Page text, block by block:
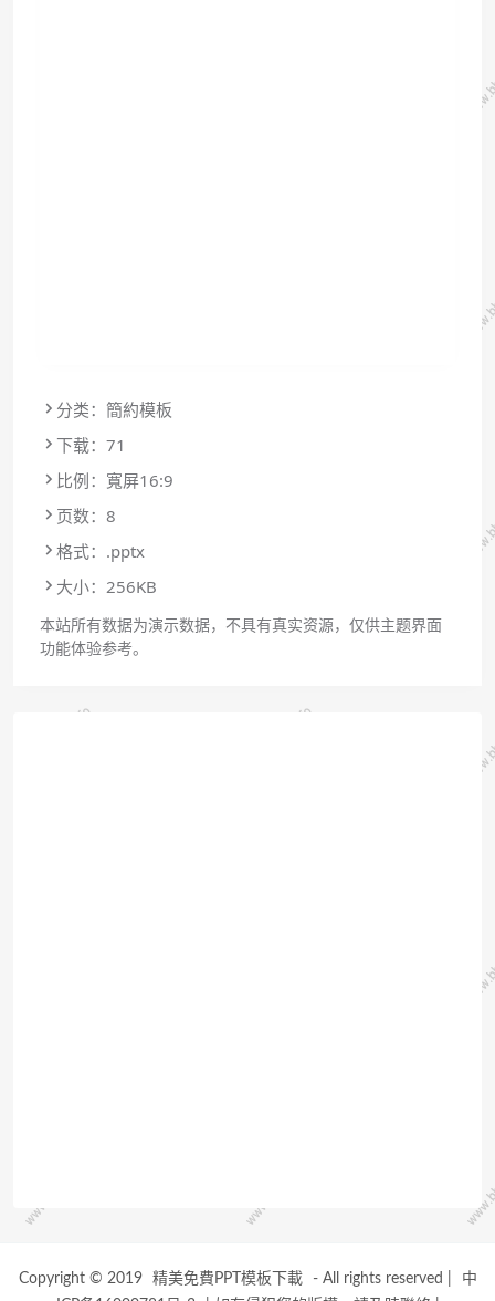
分类：簡約模板
下载：71
比例：寬屏16:9
页数：8
格式：.pptx
大小：256KB
本站所有数据为演示数据，不具有真实资源，仅供主题界面
功能体验参考。
Copyright © 2019 精美免費PPT模板下載 - All rights reserved
中